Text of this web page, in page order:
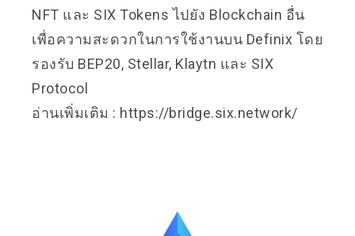
NFT และ SIX Tokens ไปยัง Blockchain อื่น
เพื่อความสะดวกในการใช้งานบน Definix โดย
รองรับ BEP20, Stellar, Klaytn และ SIX
Protocol
อ่านเพิ่มเติม : https://bridge.six.network/